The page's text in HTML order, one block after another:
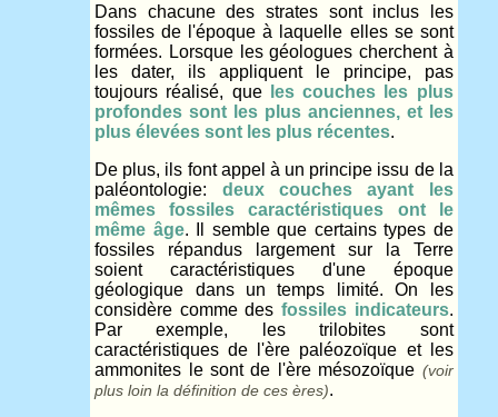
Dans chacune des strates sont inclus les
fossiles de l'époque à laquelle elles se sont
formées. Lorsque les géologues cherchent à
les dater, ils appliquent le principe, pas
toujours réalisé, que
les couches les plus
profondes sont les plus anciennes, et les
plus élevées sont les plus récentes.
De plus, ils font appel à un principe issu de la
paléontologie: deux couches ayant les
mêmes fossiles caractéristiques ont le
même âge. Il semble que certains types de
fossiles répandus largement sur la Terre
soient caractéristiques d'une époque
géologique dans un temps limité. On les
considère comme desfossiles indicateurs.
Par exemple, les trilobites sont
caractéristiques de l'ère paléozoïque et les
ammonites le sont de l'ère mésozoïque (voir
plus loin la définition de ces ères).